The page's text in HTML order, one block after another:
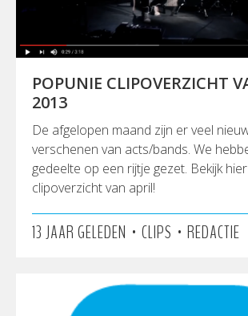
POPUNIE CLIPOVERZICHT
2013
De afgelopen maand zijn er veel
verschenen van acts/bands. We
gedeelte op een rijtje gezet. Bekijk
clipoverzicht van april!
13 JAAR GELEDEN • CLIPS • REDACTIE